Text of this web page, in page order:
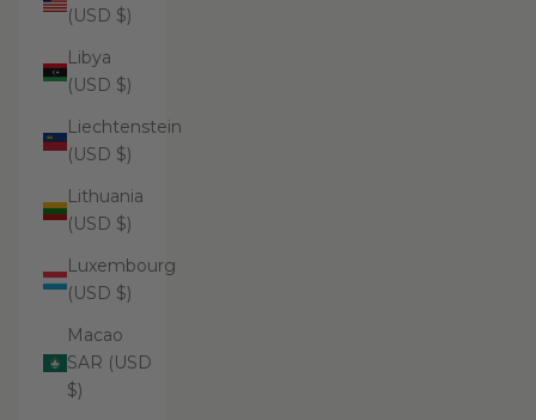
(USD $)
Libya
(USD $)
Liechtenstein
(USD $)
Lithuania
(USD $)
Luxembourg
(USD $)
Macao
SAR (USD
$)